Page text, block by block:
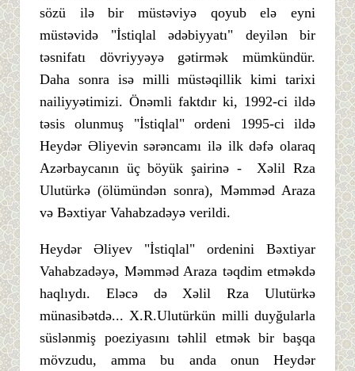
sözü ilə bir müstəviyə qoyub elə eyni
müstəvidə "İstiqlal ədəbiyyatı" deyilən bir
təsnifatı dövriyyəyə gətirmək mümkündür.
Daha sonra isə milli müstəqillik kimi tarixi
nailiyyətimizi. Önəmli faktdır ki, 1992-ci ildə
təsis olunmuş "İstiqlal" ordeni 1995-ci ildə
Heydər Əliyevin sərəncamı ilə ilk dəfə olaraq
Azərbaycanın üç böyük şairinə - Xəlil Rza
Ulutürkə (ölümündən sonra), Məmməd Araza
və Bəxtiyar Vahabzadəyə verildi.
Heydər Əliyev "İstiqlal" ordenini Bəxtiyar
Vahabzadəyə, Məmməd Araza təqdim etməkdə
haqlıydı. Eləcə də Xəlil Rza Ulutürkə
münasibətdə... X.R.Ulutürkün milli duyğularla
süslənmiş poeziyasını təhlil etmək bir başqa
mövzudu, amma bu anda onun Heydər